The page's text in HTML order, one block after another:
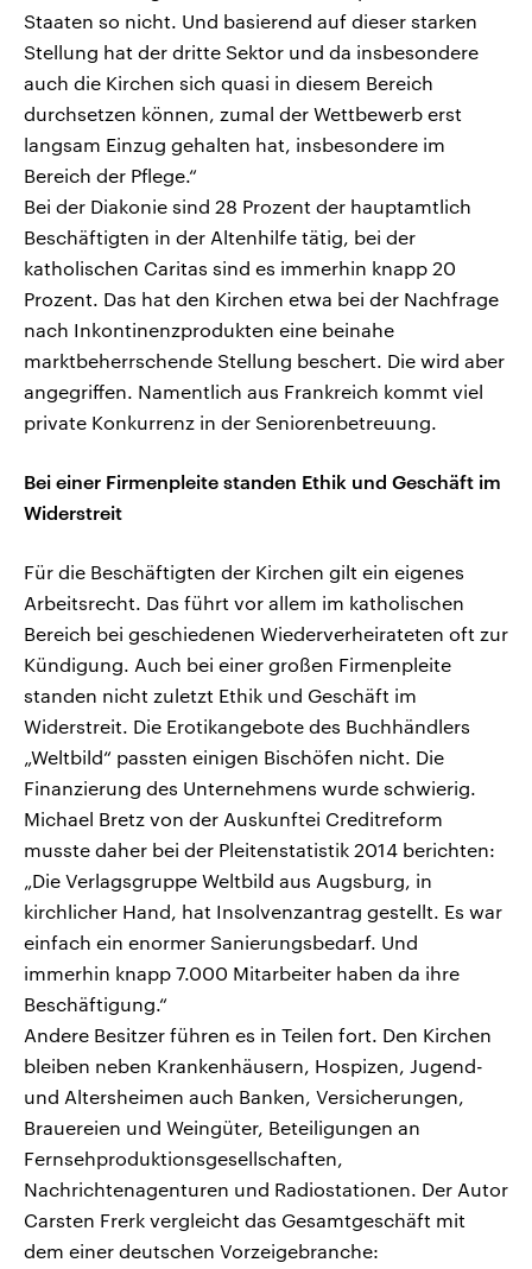
Staaten so nicht. Und basierend auf dieser starken
Stellung hat der dritte Sektor und da insbesondere
auch die Kirchen sich quasi in diesem Bereich
durchsetzen können, zumal der Wettbewerb erst
langsam Einzug gehalten hat, insbesondere im
Bereich der Pflege.“
Bei der Diakonie sind 28 Prozent der hauptamtlich
Beschäftigten in der Altenhilfe tätig, bei der
katholischen Caritas sind es immerhin knapp 20
Prozent. Das hat den Kirchen etwa bei der Nachfrage
nach Inkontinenzprodukten eine beinahe
marktbeherrschende Stellung beschert. Die wird aber
angegriffen. Namentlich aus Frankreich kommt viel
private Konkurrenz in der Seniorenbetreuung.
Bei einer Firmenpleite standen Ethik und Geschäft im
Widerstreit
Für die Beschäftigten der Kirchen gilt ein eigenes
Arbeitsrecht. Das führt vor allem im katholischen
Bereich bei geschiedenen Wiederverheirateten oft zur
Kündigung. Auch bei einer großen Firmenpleite
standen nicht zuletzt Ethik und Geschäft im
Widerstreit. Die Erotikangebote des Buchhändlers
„Weltbild“ passten einigen Bischöfen nicht. Die
Finanzierung des Unternehmens wurde schwierig.
Michael Bretz von der Auskunftei Creditreform
musste daher bei der Pleitenstatistik 2014 berichten:
„Die Verlagsgruppe Weltbild aus Augsburg, in
kirchlicher Hand, hat Insolvenzantrag gestellt. Es war
einfach ein enormer Sanierungsbedarf. Und
immerhin knapp 7.000 Mitarbeiter haben da ihre
Beschäftigung.“
Andere Besitzer führen es in Teilen fort. Den Kirchen
bleiben neben Krankenhäusern, Hospizen, Jugend-
und Altersheimen auch Banken, Versicherungen,
Brauereien und Weingüter, Beteiligungen an
Fernsehproduktionsgesellschaften,
Nachrichtenagenturen und Radiostationen. Der Autor
Carsten Frerk vergleicht das Gesamtgeschäft mit
dem einer deutschen Vorzeigebranche: